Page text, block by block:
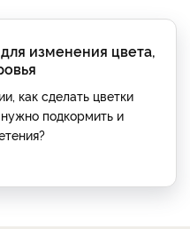
изменения цвета,
как сделать цветки
подкормить и